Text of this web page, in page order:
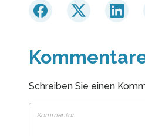
Schreiben Sie einen